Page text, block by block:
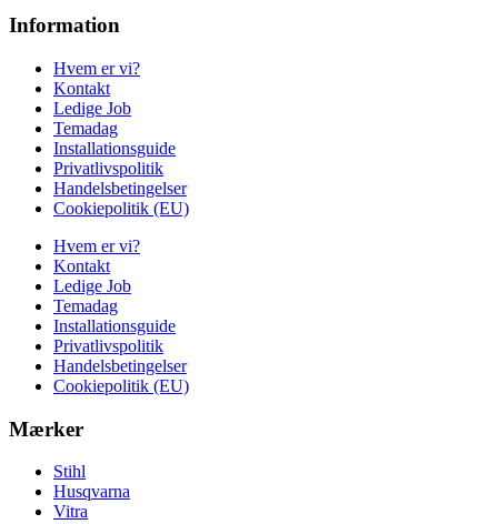
Information
Hvem er vi?
Kontakt
Ledige Job
Temadag
Installationsguide
Privatlivspolitik
Handelsbetingelser
Cookiepolitik (EU)
Hvem er vi?
Kontakt
Ledige Job
Temadag
Installationsguide
Privatlivspolitik
Handelsbetingelser
Cookiepolitik (EU)
Mærker
Stihl
Husqvarna
Vitra